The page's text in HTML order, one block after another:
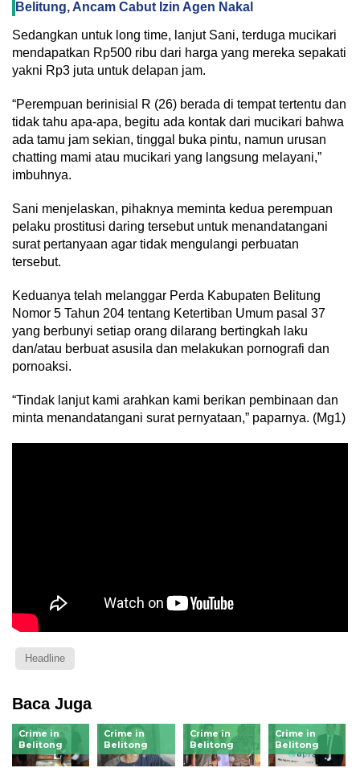
Belitung, Ancam Cabut Izin Agen Nakal
Sedangkan untuk long time, lanjut Sani, terduga mucikari
mendapatkan Rp500 ribu dari harga yang mereka sepakati
yakni Rp3 juta untuk delapan jam.
“Perempuan berinisial R (26) berada di tempat tertentu dan
tidak tahu apa-apa, begitu ada kontak dari mucikari bahwa
ada tamu jam sekian, tinggal buka pintu, namun urusan
chatting mami atau mucikari yang langsung melayani,”
imbuhnya.
Sani menjelaskan, pihaknya meminta kedua perempuan
pelaku prostitusi daring tersebut untuk menandatangani
surat pertanyaan agar tidak mengulangi perbuatan
tersebut.
Keduanya telah melanggar Perda Kabupaten Belitung
Nomor 5 Tahun 204 tentang Ketertiban Umum pasal 37
yang berbunyi setiap orang dilarang bertingkah laku
dan/atau berbuat asusila dan melakukan pornografi dan
pornoaksi.
“Tindak lanjut kami arahkan kami berikan pembinaan dan
minta menandatangani surat pernyataan,” paparnya. (Mg1)
Headline
Baca Juga
Crime in
Belitong
Crime in
Belitong
Crime in
Belitong
Crime in
Belitong